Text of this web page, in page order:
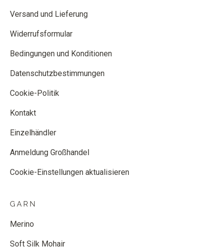
Versand und Lieferung
Widerrufsformular
Bedingungen und Konditionen
Datenschutzbestimmungen
Cookie-Politik
Kontakt
Einzelhändler
Anmeldung Großhandel
Cookie-Einstellungen aktualisieren
GARN
Merino
Soft Silk Mohair